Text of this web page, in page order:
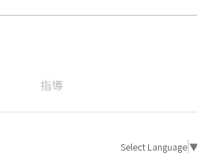
指導
Select Language